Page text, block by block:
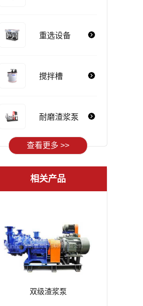
重选设备
搅拌槽
耐磨渣浆泵
查看更多 >>
相关产品
双级渣浆泵